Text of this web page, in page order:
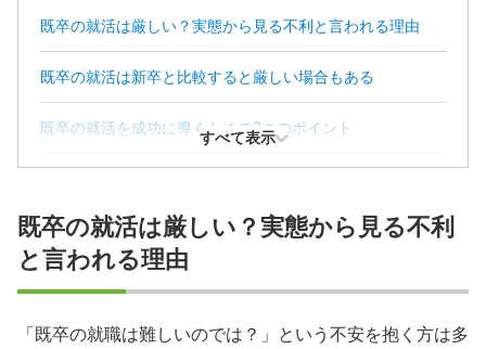
既卒の就活は厳しい？実態から見る不利と言われる理由
既卒の就活は新卒と比較すると厳しい場合もある
既卒の就活を成功に導くための3つのポイント
既卒者向け！就活のやり方
すべて表示
既卒の就活は厳しい？実態から見る不利
と言われる理由
「既卒の就職は難しいのでは？」という不安を抱く方は多